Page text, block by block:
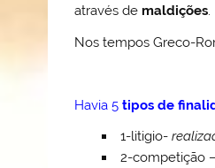
através de maldições.
Nos tempos Greco-
Havia 5tipos de
1-litigio-
2-competição –